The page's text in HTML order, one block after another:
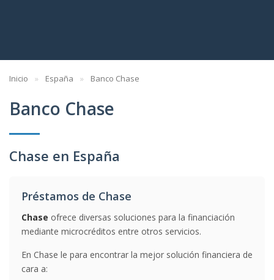
Inicio España Banco Chase
Banco Chase
Chase en España
Préstamos de Chase
Chase ofrece diversas soluciones para la financiación
mediante microcréditos entre otros servicios.
En Chase le para encontrar la mejor solución financiera de
cara a: